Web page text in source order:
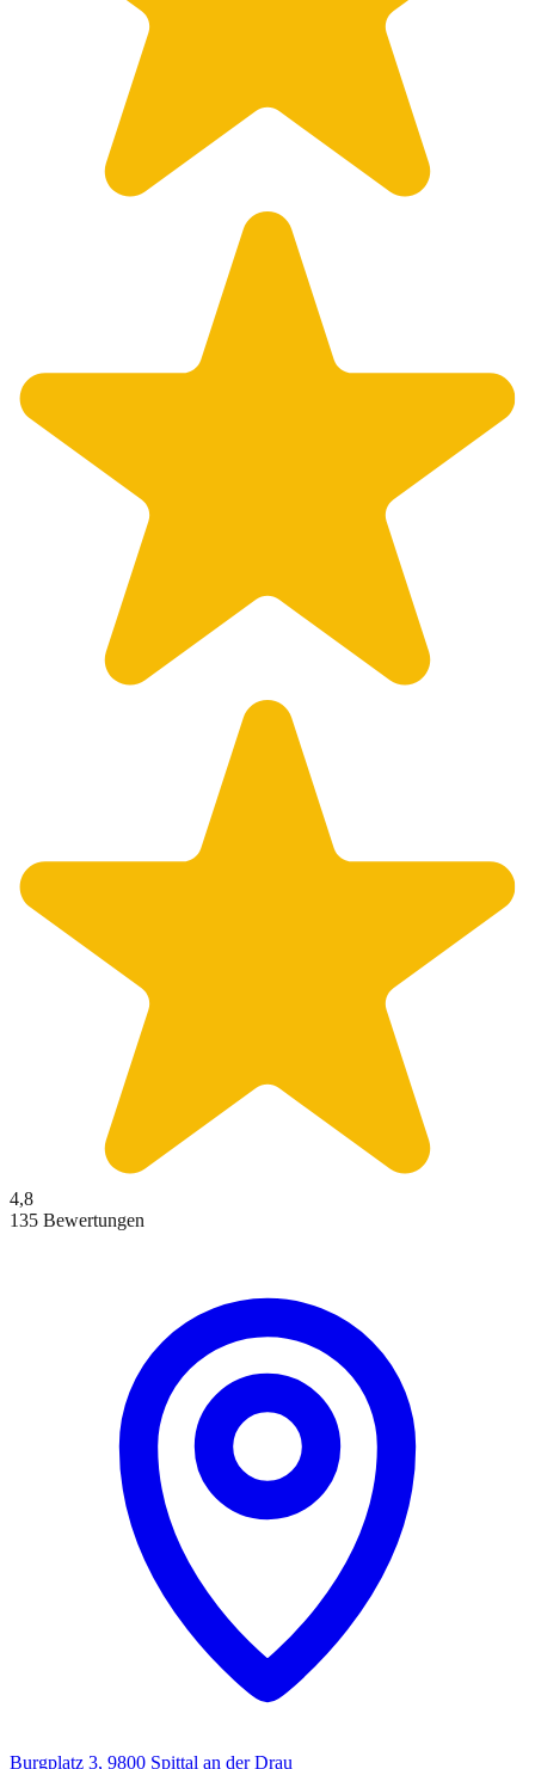
4,8
135 Bewertungen
Burgplatz 3, 9800 Spittal an der Drau